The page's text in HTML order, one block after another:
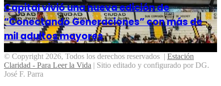
Capital vivió una nueva edición de
“Conectando Generaciones” con más de
mil adultos mayores
© Copyright 2026, Todos los derechos reservados | Estación
Claridad - Para Leer la Vida | Sitio editado y configurado por DG.
José F. Parra